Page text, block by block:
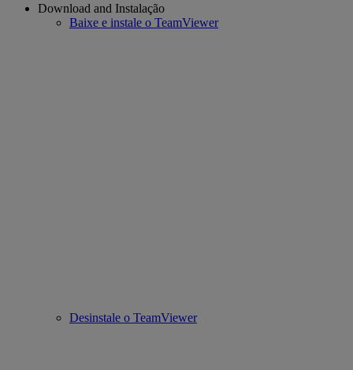
Download and Instalação
Baixe e instale o TeamViewer
Desinstale o TeamViewer